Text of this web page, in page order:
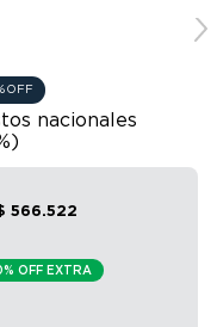
OFF
nacionales
566.522
OFF EXTRA